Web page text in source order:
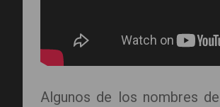
Algunos de los nombres de